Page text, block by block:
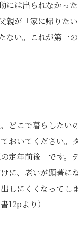
には出られなかっ
親が「家に帰りた
ない。これが第一
どこで暮らしたい
おいてください。
定年前後」です。
に、老いが顕著に
しにくくなってし
12pより）